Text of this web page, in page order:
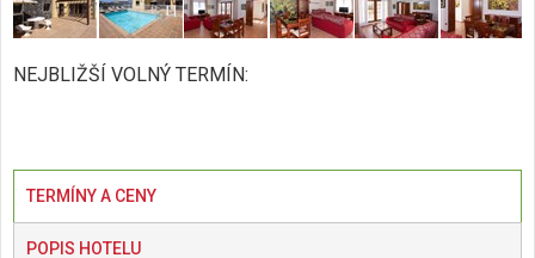
NEJBLIŽŠÍ VOLNÝ TERMÍN:
TERMÍNY A CENY
POPIS HOTELU